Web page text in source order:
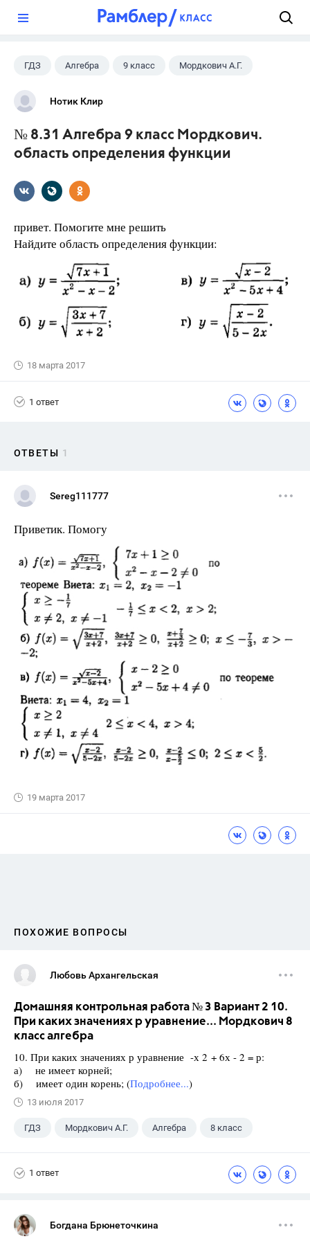
ГДЗ Алгебра 9 класс Мордкович А.Г.
Нотик Клир
№ 8.31 Алгебра 9 класс Мордкович.
область определения функции
привет. Помогите мне решить
Найдите область определения функции:
18 марта 2017
1 ответ
ОТВЕТЫ 1
Sereg111777
Приветик. Помогу
19 марта 2017
ПОХОЖИЕ ВОПРОСЫ
Любовь Архангельская
Домашняя контрольная работа № 3 Вариант 2 10.
При каких значениях р уравнение... Мордкович 8
класс алгебра
10. При каких значениях р уравнение -х 2 + 6х - 2 = р:
а) не имеет корней;
б) имеет один корень; (Подробнее...)
13 июля 2017
ГДЗ Мордкович А.Г. Алгебра 8 класс
1 ответ
Богдана Брюнеточкина